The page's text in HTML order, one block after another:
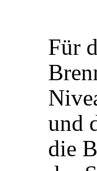
Für
und
die